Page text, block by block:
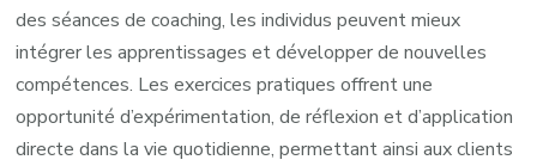
des séances de coaching, les individus peuvent mieux
intégrer les apprentissages et développer de nouvelles
compétences. Les exercices pratiques offrent une
opportunité d’expérimentation, de réflexion et d’application
directe dans la vie quotidienne, permettant ainsi aux clients